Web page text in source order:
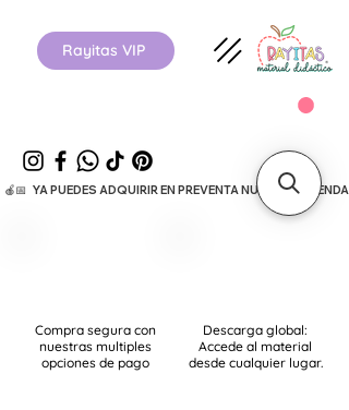
Rayitas VIP
🍎📅   YA PUEDES ADQUIRIR EN PREVENTA NUESTRA
Descarga global:
Accede al material
desde cualquier lugar.
Compra segura con
nuestras multiples
opciones de pago